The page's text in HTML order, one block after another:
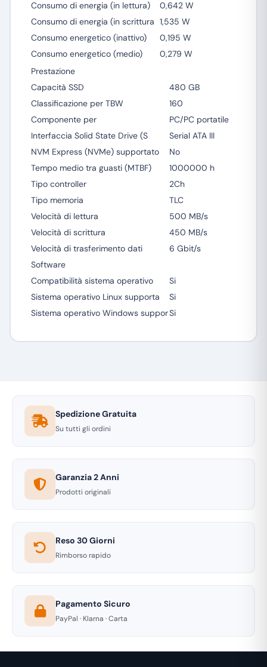
Consumo di energia (in lettura)
0,642 W
Consumo di energia (in scrittura 1,535 W
Consumo energetico (inattivo)
0,195 W
Consumo energetico (medio)
0,279 W
Prestazione
Capacità SSD
480 GB
Classificazione per TBW
160
Componente per
PC/PC portatile
Interfaccia Solid State Drive (S
Serial ATA III
NVM Express (NVMe) supportato
No
Tempo medio tra guasti (MTBF)
1000000 h
Tipo controller
2Ch
Tipo memoria
TLC
Velocità di lettura
500 MB/s
Velocità di scrittura
450 MB/s
Velocità di trasferimento dati
6 Gbit/s
Software
Compatibilità sistema operativo
Si
Sistema operativo Linux supporta
Si
Sistema operativo Windows supporSi
Spedizione Gratuita
Su tutti gli ordini
Garanzia 2 Anni
Prodotti originali
Reso 30 Giorni
Rimborso rapido
Pagamento Sicuro
PayPal · Klarna · Carta